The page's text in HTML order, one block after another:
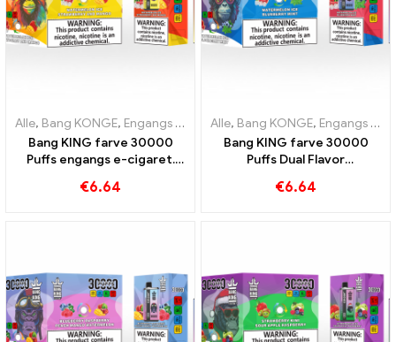
Alle, Bang KONGE, Engangs e-cigaretter Litauen ,Engangs e-
Bang KING farve 30000
Puffs engangs e-cigaret.
af kølig vandmelon-is og
€6.64
Alle, Bang KONGE, Engangs e-cigaretter Litauen
Bang KING farve 30000
Puffs Dual Flavor
perfekte kombination af
€6.64